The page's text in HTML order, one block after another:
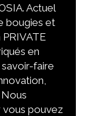
Actuel
bougies et
en
faire
vous pouvez